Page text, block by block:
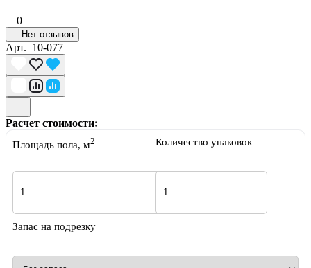
0
Нет отзывов
Арт. 10-077
Расчет стоимости:
Площадь пола, м2 Количество упаковок
Запас на подрезку